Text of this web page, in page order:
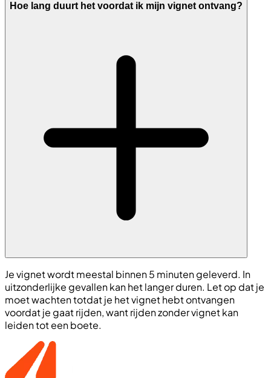
Hoe lang duurt het voordat ik mijn vignet ontvang?
Je vignet wordt meestal binnen 5 minuten geleverd. In
uitzonderlijke gevallen kan het langer duren. Let op dat je
moet wachten totdat je het vignet hebt ontvangen
voordat je gaat rijden, want rijden zonder vignet kan
leiden tot een boete.